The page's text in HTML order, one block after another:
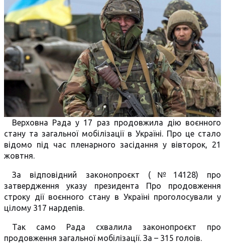
Верховна Рада у 17 раз продовжила дію воєнного
стану та загальної мобілізації в Україні. Про це стало
відомо під час пленарного засідання у вівторок, 21
жовтня.
За відповідний законопроєкт (№14128) про
затвердження указу президента Про продовження
строку дії воєнного стану в Україні проголосували у
цілому 317 нардепів.
Так само Рада схвалила законопроєкт про
продовження загальної мобілізації. За – 315 голоів.